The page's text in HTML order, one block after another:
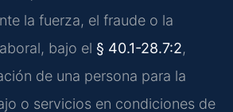
la fuerza, el fraude o la
bajo el § 40.1-28.7:2,
de una persona para la
o servicios en condiciones de